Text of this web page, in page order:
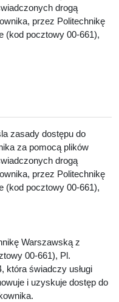
drogą
przez Politechnikę
(kod pocztowy 00-661),
zasady dostępu do
za pomocą plików
drogą
przez Politechnikę
(kod pocztowy 00-661),
Warszawską z
00-661), Pl.
która świadczy usługi
i uzyskuje dostęp do